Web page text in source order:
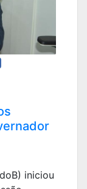
iniciou